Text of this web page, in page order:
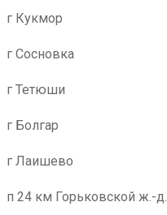
г Кукмор
г Сосновка
г Тетюши
г Болгар
г Лаишево
п 24 км Горьковской ж.-д.